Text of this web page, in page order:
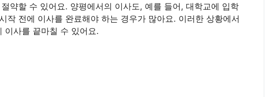
약할 수 있어요. 양평에서의 이사도, 예를 들어, 대학교에 입학
작 전에 이사를 완료해야 하는 경우가 많아요. 이러한 상황에서
이사를 끝마칠 수 있어요.